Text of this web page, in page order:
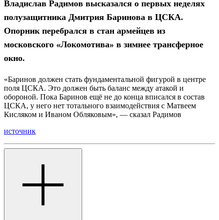
Владислав Радимов высказался о первых неделях
полузащитника Дмитрия Баринова в ЦСКА.
Опорник перебрался в стан армейцев из
московского «Локомотива» в зимнее трансферное
окно.
«Баринов должен стать фундаментальной фигурой в центре
поля ЦСКА. Это должен быть баланс между атакой и
обороной. Пока Баринов ещё не до конца вписался в состав
ЦСКА, у него нет тотального взаимодействия с Матвеем
Кисляком и Иваном Обляковым», — сказал Радимов
источник